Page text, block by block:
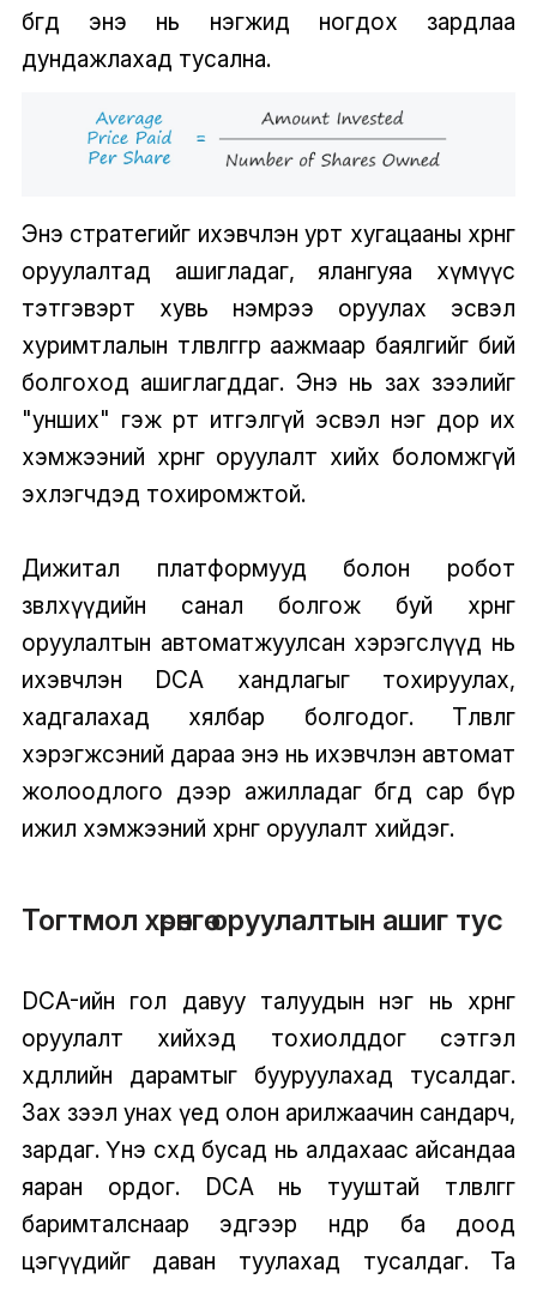
бөгөөд энэ нь нэгжид ногдох зардлаа
дундажлахад тусална.
Энэ стратегийг ихэвчлэн урт хугацааны хөрөнгө
оруулалтад ашигладаг, ялангуяа хүмүүс
тэтгэвэрт хувь нэмрээ оруулах эсвэл
хуримтлалын төлөвлөгөөгөөр аажмаар баялгийг бий
болгоход ашиглагддаг. Энэ нь зах зээлийг
"унших" гэж өөртөө итгэлгүй эсвэл нэг дор их
хэмжээний хөрөнгө оруулалт хийх боломжгүй
эхлэгчдэд тохиромжтой.
Дижитал платформууд болон робот
зөвлөхүүдийн санал болгож буй хөрөнгө
оруулалтын автоматжуулсан хэрэгслүүд нь
ихэвчлэн DCA хандлагыг тохируулах,
хадгалахад хялбар болгодог. Төлөвлөгөө
хэрэгжсэний дараа энэ нь ихэвчлэн автомат
жолоодлого дээр ажилладаг бөгөөд сар бүр
ижил хэмжээний хөрөнгө оруулалт хийдэг.
Тогтмол хөрөнгө оруулалтын ашиг тус
DCA-ийн гол давуу талуудын нэг нь хөрөнгө
оруулалт хийхэд тохиолддог сэтгэл
хөдлөлийн дарамтыг бууруулахад тусалдаг.
Зах зээл унах үед олон арилжаачин сандарч,
зардаг. Үнэ өсөхөд бусад нь алдахаас айсандаа
яаран ордог. DCA нь тууштай төлөвлөгөөгөө
баримталснаар эдгээр өндөр ба доод
цэгүүдийг даван туулахад тусалдаг. Та